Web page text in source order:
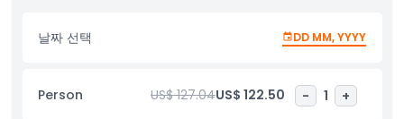
진행합니다. 이 최고의 골드코스트 테마파크는 모든 연령층을 위한
무언가를 제공합니다: 아드레날린 애호가는 극한 라이드를 만끽하
호에 초점을 맞춘 교육적 쇼를 즐깁니다. 씨월드 골드코스트는 엔터
테인먼트, 교육, 그리고 바다 보호가 결합된 독특한 방문으로 오래 기
날짜 선택 DD MM, YYYY
Person US$ 127.04US$ 122.50 - 1 +